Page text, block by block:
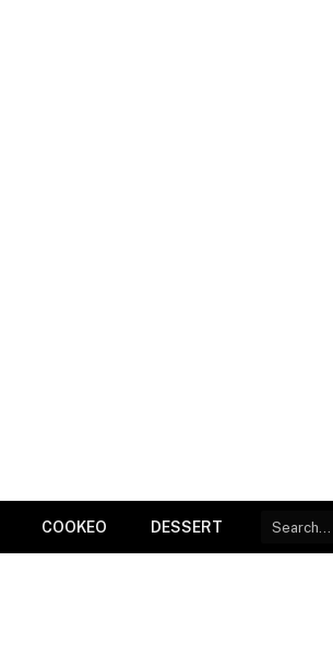
COOKEO DESSERT